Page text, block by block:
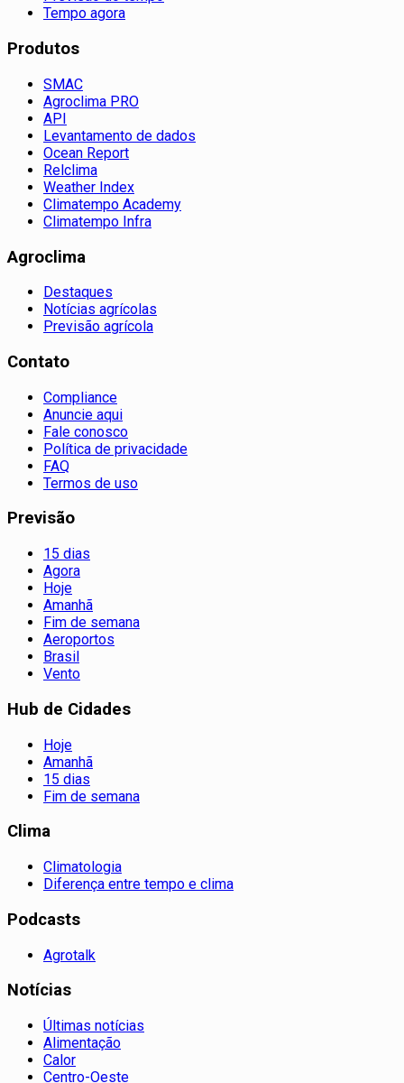
Tempo agora
Produtos
SMAC
Agroclima PRO
API
Levantamento de dados
Ocean Report
Relclima
Weather Index
Climatempo Academy
Climatempo Infra
Agroclima
Destaques
Notícias agrícolas
Previsão agrícola
Contato
Compliance
Anuncie aqui
Fale conosco
Política de privacidade
FAQ
Termos de uso
Previsão
15 dias
Agora
Hoje
Amanhã
Fim de semana
Aeroportos
Brasil
Vento
Hub de Cidades
Hoje
Amanhã
15 dias
Fim de semana
Clima
Climatologia
Diferença entre tempo e clima
Podcasts
Agrotalk
Notícias
Últimas notícias
Alimentação
Calor
Centro-Oeste